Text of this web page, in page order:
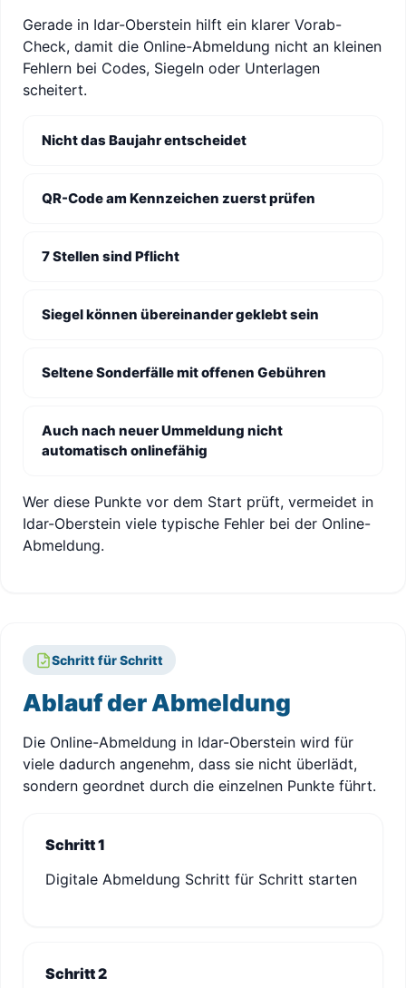
Gerade in Idar-Oberstein hilft ein klarer Vorab-
Check, damit die Online-Abmeldung nicht an kleinen
Fehlern bei Codes, Siegeln oder Unterlagen
scheitert.
Nicht das Baujahr entscheidet
QR-Code am Kennzeichen zuerst prüfen
7 Stellen sind Pflicht
Siegel können übereinander geklebt sein
Seltene Sonderfälle mit offenen Gebühren
Auch nach neuer Ummeldung nicht
automatisch onlinefähig
Wer diese Punkte vor dem Start prüft, vermeidet in
Idar-Oberstein viele typische Fehler bei der Online-
Abmeldung.
Schritt für Schritt
Ablauf der Abmeldung
Die Online-Abmeldung in Idar-Oberstein wird für
viele dadurch angenehm, dass sie nicht überlädt,
sondern geordnet durch die einzelnen Punkte führt.
Schritt 1
Digitale Abmeldung Schritt für Schritt starten
Schritt 2